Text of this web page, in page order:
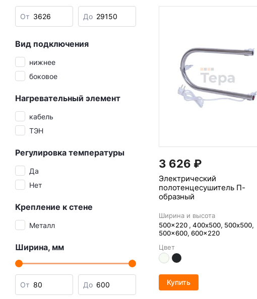
От До
Вид подключения
нижнее
боковое
Нагревательный элемент
кабель
ТЭН
Регулировка температуры
Да
Нет
Крепление к стене
Металл
Ширина, мм
От До
3 626 ₽
Электрический
полотенцесушитель П-
образный
Ширина и высота
500x220 , 400х500, 500x500,
500x600, 600x220
Цвет
Купить